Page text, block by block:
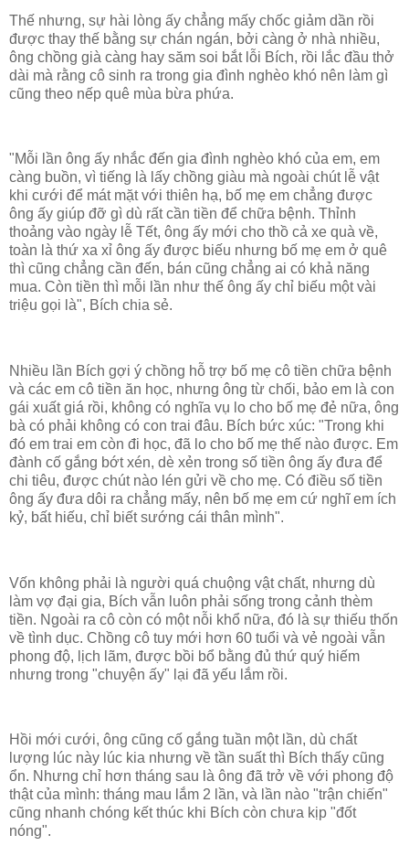
Thế nhưng, sự hài lòng ấy chẳng mấy chốc giảm dần rồi
được thay thế bằng sự chán ngán, bởi càng ở nhà nhiều,
ông chồng già càng hay săm soi bắt lỗi Bích, rồi lắc đầu thở
dài mà rằng cô sinh ra trong gia đình nghèo khó nên làm gì
cũng theo nếp quê mùa bừa phứa.
"Mỗi lần ông ấy nhắc đến gia đình nghèo khó của em, em
càng buồn, vì tiếng là lấy chồng giàu mà ngoài chút lễ vật
khi cưới để mát mặt với thiên hạ, bố mẹ em chẳng được
ông ấy giúp đỡ gì dù rất cần tiền để chữa bệnh. Thỉnh
thoảng vào ngày lễ Tết, ông ấy mới cho thồ cả xe quà về,
toàn là thứ xa xỉ ông ấy được biếu nhưng bố mẹ em ở quê
thì cũng chẳng cần đến, bán cũng chẳng ai có khả năng
mua. Còn tiền thì mỗi lần như thế ông ấy chỉ biếu một vài
triệu gọi là", Bích chia sẻ.
Nhiều lần Bích gợi ý chồng hỗ trợ bố mẹ cô tiền chữa bệnh
và các em cô tiền ăn học, nhưng ông từ chối, bảo em là con
gái xuất giá rồi, không có nghĩa vụ lo cho bố mẹ đẻ nữa, ông
bà có phải không có con trai đâu. Bích bức xúc: "Trong khi
đó em trai em còn đi học, đã lo cho bố mẹ thế nào được. Em
đành cố gắng bớt xén, dè xẻn trong số tiền ông ấy đưa để
chi tiêu, được chút nào lén gửi về cho mẹ. Có điều số tiền
ông ấy đưa dôi ra chẳng mấy, nên bố mẹ em cứ nghĩ em ích
kỷ, bất hiếu, chỉ biết sướng cái thân mình".
Vốn không phải là người quá chuộng vật chất, nhưng dù
làm vợ đại gia, Bích vẫn luôn phải sống trong cảnh thèm
tiền. Ngoài ra cô còn có một nỗi khổ nữa, đó là sự thiếu thốn
về tình dục. Chồng cô tuy mới hơn 60 tuổi và vẻ ngoài vẫn
phong độ, lịch lãm, được bồi bổ bằng đủ thứ quý hiếm
nhưng trong "chuyện ấy" lại đã yếu lắm rồi.
Hồi mới cưới, ông cũng cố gắng tuần một lần, dù chất
lượng lúc này lúc kia nhưng về tần suất thì Bích thấy cũng
ổn. Nhưng chỉ hơn tháng sau là ông đã trở về với phong độ
thật của mình: tháng mau lắm 2 lần, và lần nào "trận chiến"
cũng nhanh chóng kết thúc khi Bích còn chưa kịp "đốt
nóng".